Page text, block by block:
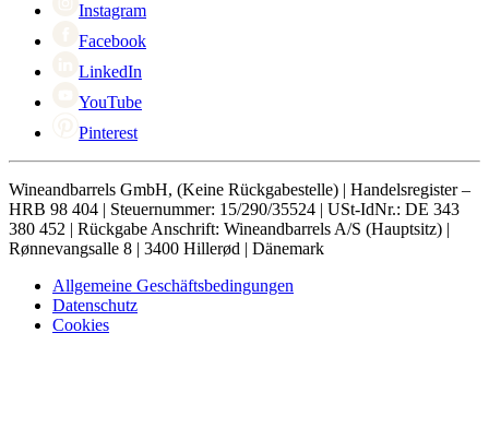
Instagram
Facebook
LinkedIn
YouTube
Pinterest
Wineandbarrels GmbH, (Keine Rückgabestelle) | Handelsregister –
HRB 98 404 | Steuernummer: 15/290/35524 | USt-IdNr.: DE 343
380 452 | Rückgabe Anschrift: Wineandbarrels A/S (Hauptsitz) |
Rønnevangsalle 8 | 3400 Hillerød | Dänemark
Allgemeine Geschäftsbedingungen
Datenschutz
Cookies